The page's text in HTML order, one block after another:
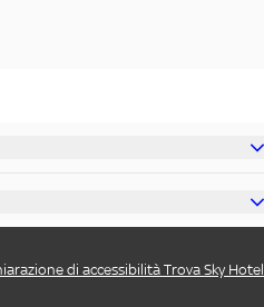
di accessibilità Trova Sky Hotel